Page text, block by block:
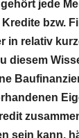
jede
Kredite bzw.
in relativ
diesem
sein kann,